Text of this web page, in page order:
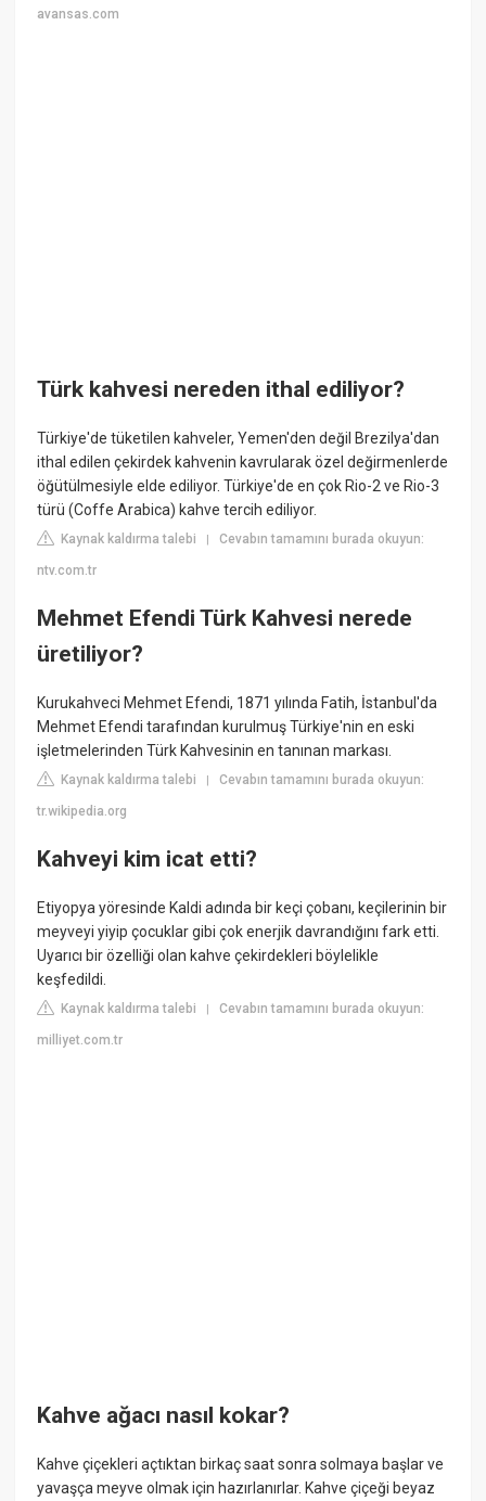
avansas.com
Türk kahvesi nereden ithal ediliyor?
Türkiye'de tüketilen kahveler, Yemen'den değil Brezilya'dan
ithal edilen çekirdek kahvenin kavrularak özel değirmenlerde
öğütülmesiyle elde ediliyor. Türkiye'de en çok Rio-2 ve Rio-3
türü (Coffe Arabica) kahve tercih ediliyor.
Kaynak kaldırma talebi |Cevabın tamamını burada okuyun:
ntv.com.tr
Mehmet Efendi Türk Kahvesi nerede
üretiliyor?
Kurukahveci Mehmet Efendi, 1871 yılında Fatih, İstanbul'da
Mehmet Efendi tarafından kurulmuş Türkiye'nin en eski
işletmelerinden Türk Kahvesinin en tanınan markası.
Kaynak kaldırma talebi |Cevabın tamamını burada okuyun:
tr.wikipedia.org
Kahveyi kim icat etti?
Etiyopya yöresinde Kaldi adında bir keçi çobanı, keçilerinin bir
meyveyi yiyip çocuklar gibi çok enerjik davrandığını fark etti.
Uyarıcı bir özelliği olan kahve çekirdekleri böylelikle
keşfedildi.
Kaynak kaldırma talebi |Cevabın tamamını burada okuyun:
milliyet.com.tr
Kahve ağacı nasıl kokar?
Kahve çiçekleri açtıktan birkaç saat sonra solmaya başlar ve
yavaşça meyve olmak için hazırlanırlar. Kahve çiçeği beyaz